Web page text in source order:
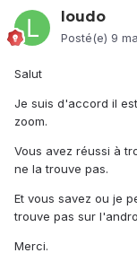
loudo
Posté(e) 9
Salut
Je suis d'accord il
zoom.
Vous avez réussi à
ne la trouve pas.
Et vous savez ou je
trouve pas sur
Merci.